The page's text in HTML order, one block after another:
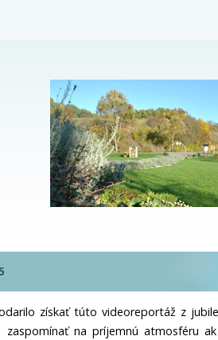
získať túto videoreportáž z
zaspomínať na príjemnú atmosféru